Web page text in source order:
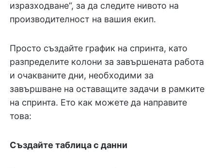
изразходване“, за да следите нивото на
производителност на вашия екип.
Просто създайте график на спринта, като
разпределите колони за завършената работа
и очакваните дни, необходими за
завършване на оставащите задачи в рамките
на спринта. Ето как можете да направите
това:
Създайте таблица с данни